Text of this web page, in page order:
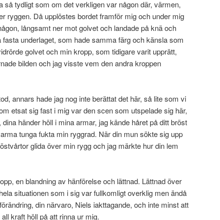
så tydligt som om det verkligen var någon där, värmen,
ryggen. Då upplöstes bordet framför mig och under mig
långsamt ner mot golvet och landade på knä och
underlaget, som hade samma färg och känsla som
golvet och min kropp, som tidigare varit upprätt,
bilden och jag visste vem den andra kroppen
annars hade jag nog inte berättat det här, så lite som vi
etsat sig fast i mig var den scen som utspelade sig här,
händer höll i mina armar, jag kände håret på ditt bröst
tunga fukta min ryggrad. När din mun sökte sig upp
glida över min rygg och jag märkte hur din lem
en blandning av hänförelse och lättnad. Lättnad över
situationen som i sig var fullkomligt overklig men ändå
din närvaro, Niels iakttagande, och inte minst att
kraft höll på att rinna ur mig.